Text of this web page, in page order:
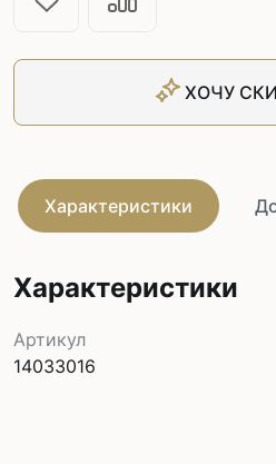
ХОЧУ
Характеристики
Характеристики
Артикул
14033016